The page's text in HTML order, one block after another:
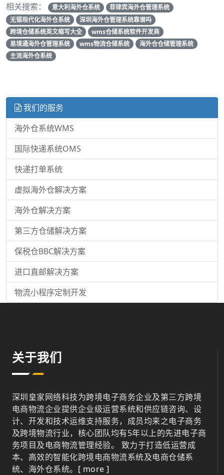
相关搜索： 意大利海外仓系统
菲律宾海外仓管理系统
无锡现代化海外仓系统
深圳海外仓管理系统靠谱吗
跨境仓储系统英文缩写大全
wms仓储系统软件开发商
易境通海外仓管理系统
wms物流仓储系统
海外仓仓储管理系统
主流海外仓系统
我们的服务
海外仓系统WMS
国际快递系统OMS
快递打单系统
虚拟海外仓解决方案
海外仓解决方案
第三方仓储解决方案
保税仓BBC解决方案
进口直邮解决方案
物流小程序定制开发
关于我们
深圳皇家网络科技为跨境电子商务企业及第三方跨境
电商物流企业提供企业级运营系统和供应链咨询、设
计、开发和技术运维支持服务，成员均来之电子商务
及跨境物流行业，核心团队均有5年以上的先进电子商
务项目及电商物流管理经验。 致力于打造低运营成
本、高效的智能化跨境电商物流系统及电商仓储系
统、海外仓系统。 [ more ]